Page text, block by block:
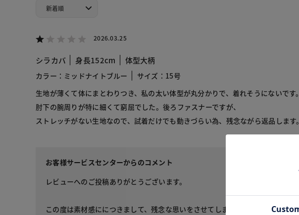
2026.03.25
シラカバ 身長152cm 体型大柄
カラー：ミッドナイトブルー
サイズ：15号
生地が薄くて体にまとわりつき、私の太い体型が丸分かりで、着れそうにないです。
肘下の腕周りが特に細くて窮屈でした。後ろファスナーですが、
ストレッチがない生地なので、試着だけでも動きづらい為、残念ながら返品します。
お客様サービスセンターからのコメント
レビューへのご投稿ありがとうございます。
この度は素材感ににつきまして、残念な思いをさせてしまい申し訳ございませ